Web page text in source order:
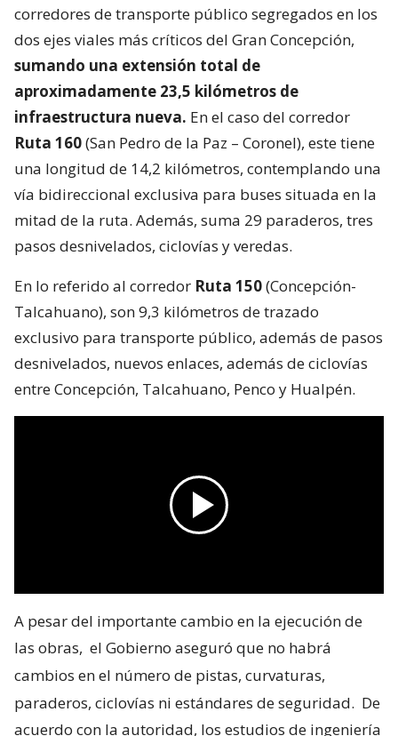
corredores de transporte público segregados en los
dos ejes viales más críticos del Gran Concepción,
sumando una extensión total de
aproximadamente 23,5 kilómetros de
infraestructura nueva. En el caso del corredor
Ruta 160(San Pedro de la Paz – Coronel), este tiene
una longitud de 14,2 kilómetros, contemplando una
vía bidireccional exclusiva para buses situada en la
mitad de la ruta. Además, suma 29 paraderos, tres
pasos desnivelados, ciclovías y veredas.
En lo referido al corredor Ruta 150(Concepción-
Talcahuano), son 9,3 kilómetros de trazado
exclusivo para transporte público, además de pasos
desnivelados, nuevos enlaces, además de ciclovías
entre Concepción, Talcahuano, Penco y Hualpén.
A pesar del importante cambio en la ejecución de
las obras, el Gobierno aseguró que no habrá
cambios en el número de pistas, curvaturas,
paraderos, ciclovías ni estándares de seguridad. De
acuerdo con la autoridad, los estudios de ingeniería